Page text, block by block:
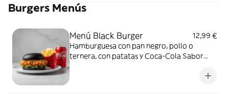
Burgers Menús
Menú Black Burger
12,99 €
Hamburguesa con pan negro, pollo o
ternera, con patatas y Coca-Cola Sabor